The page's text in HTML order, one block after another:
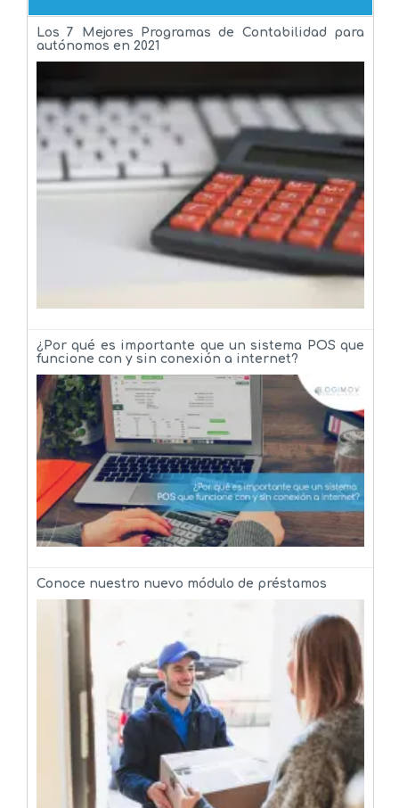
Los 7 Mejores Programas de Contabilidad para
autónomos en 2021
¿Por qué es importante que un sistema POS que
funcione con y sin conexión a internet?
Conoce nuestro nuevo módulo de préstamos